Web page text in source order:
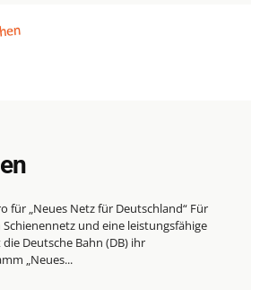
für „Neues Netz für Deutschland“ Für
und eine leistungsfähige
Deutsche Bahn (DB) ihr
„Neues...